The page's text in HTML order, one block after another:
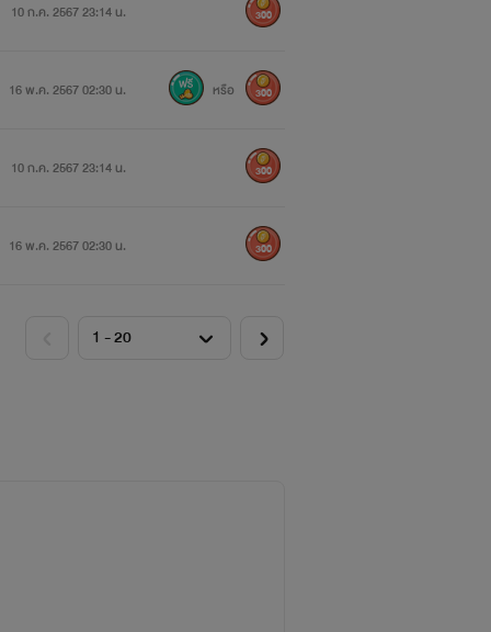
10 ก.ค. 2567 23:14 น. 300
16 พ.ค. 2567 02:30 น. หรือ 300
10 ก.ค. 2567 23:14 น. 300
16 พ.ค. 2567 02:30 น. 300